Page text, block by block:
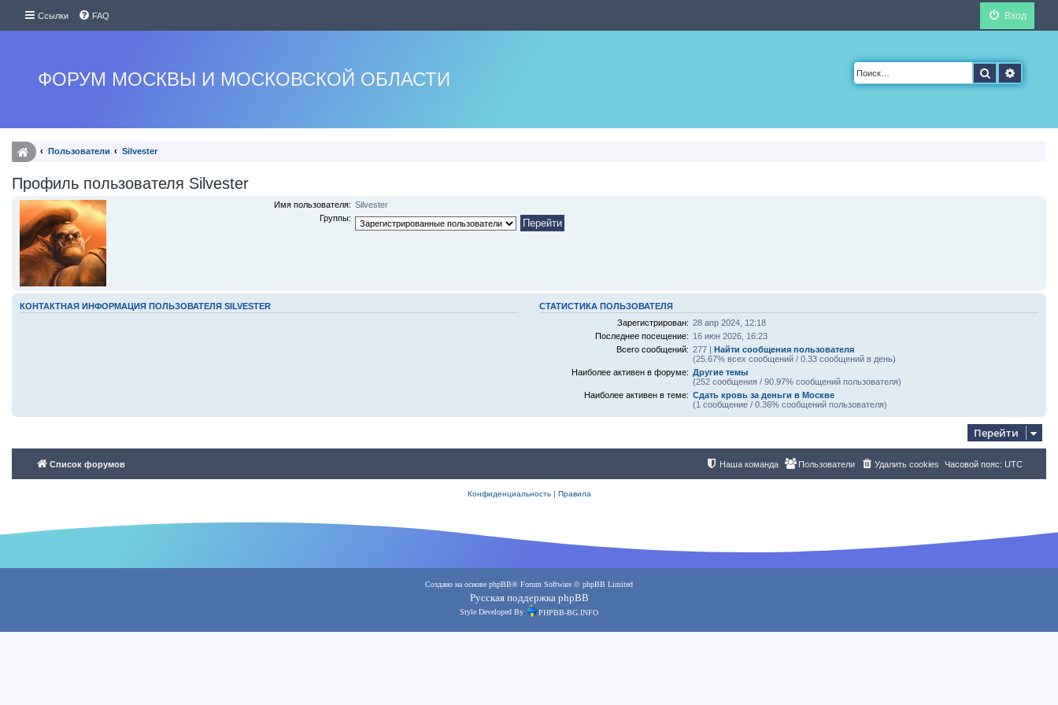
Ссылки FAQ Вход
ФОРУМ МОСКВЫ И МОСКОВСКОЙ ОБЛАСТИ Поиск
Пользователи Silvester
Профиль пользователя Silvester
Имя пользователя: Silvester
Группы:
КОНТАКТНАЯ ИНФОРМАЦИЯ ПОЛЬЗОВАТЕЛЯ SILVESTER
СТАТИСТИКА ПОЛЬЗОВАТЕЛЯ
Зарегистрирован: 28 апр 2024, 12:18
Последнее посещение: 16 июн 2026, 16:23
Всего сообщений: 277 |Найти сообщения пользователя
(25.67% всех сообщений / 0.33 сообщений в день)
Наиболее активен в форуме: Другие темы
(252 сообщения / 90.97% сообщений пользователя)
Наиболее активен в теме: Сдать кровь за деньги в Москве
(1 сообщение / 0.36% сообщений пользователя)
Перейти
Список форумов Часовой пояс: UTC
Удалить cookies
Пользователи
Наша команда
Конфиденциальность| Правила
Создано на основе phpBB® Forum Software © phpBB Limited
Русская поддержка phpBB
Style Developed By PHPBB-BG.INFO